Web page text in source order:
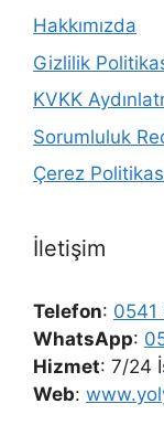
Hakkımızda
Gizlilik
KVKK
Sorumluluk
Çerez
İletişim
Telefon: 0541
WhatsApp:
Hizmet: 7/24
Web: